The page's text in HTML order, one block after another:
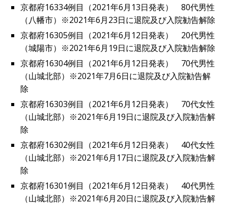
京都府16334例目（2021年6月13日発表） 80代男性
（八幡市）※2021年6月23日に退院及び入院勧告解除
京都府16305例目（2021年6月12日発表） 20代男性
（城陽市）※2021年6月19日に退院及び入院勧告解除
京都府16304例目（2021年6月12日発表） 70代男性
（山城北部）※2021年7月6日に退院及び入院勧告解
除
京都府16303例目（2021年6月12日発表） 70代女性
（山城北部）※2021年6月19日に退院及び入院勧告解
除
京都府16302例目（2021年6月12日発表） 40代女性
（山城北部）※2021年6月17日に退院及び入院勧告解
除
京都府16301例目（2021年6月12日発表） 40代男性
（山城北部）※2021年6月20日に退院及び入院勧告解